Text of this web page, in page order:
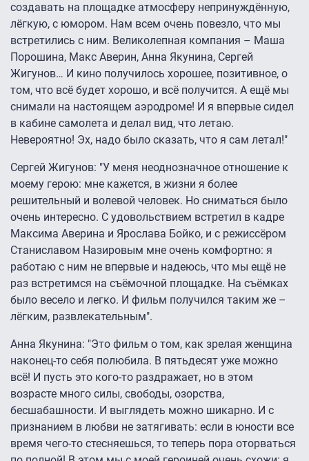
создавать на площадке атмосферу непринуждённую,
лёгкую, с юмором. Нам всем очень повезло, что мы
встретились с ним. Великолепная компания – Маша
Порошина, Макс Аверин, Анна Якунина, Сергей
Жигунов… И кино получилось хорошее, позитивное, о
том, что всё будет хорошо, и всё получится. А ещё мы
снимали на настоящем аэродроме! И я впервые сидел
в кабине самолета и делал вид, что летаю.
Невероятно! Эх, надо было сказать, что я сам летал!"
Сергей Жигунов: "У меня неоднозначное отношение к
моему герою: мне кажется, в жизни я более
решительный и волевой человек. Но сниматься было
очень интересно. С удовольствием встретил в кадре
Максима Аверина и Ярослава Бойко, и с режиссёром
Станиславом Назировым мне очень комфортно: я
работаю с ним не впервые и надеюсь, что мы ещё не
раз встретимся на съёмочной площадке. На съёмках
было весело и легко. И фильм получился таким же –
лёгким, развлекательным".
Анна Якунина: "Это фильм о том, как зрелая женщина
наконец-то себя полюбила. В пятьдесят уже можно
всё! И пусть это кого-то раздражает, но в этом
возрасте много силы, свободы, озорства,
бесшабашности. И выглядеть можно шикарно. И с
признанием в любви не затягивать: если в юности все
время чего-то стесняешься, то теперь пора оторваться